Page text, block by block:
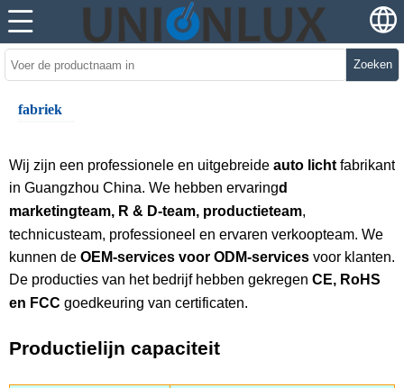
Zoeken
fabriek
Wij zijn een professionele en uitgebreide auto licht fabrikant
in Guangzhou China. We hebben ervaringd
marketingteam, R & D-team, productieteam,
technicusteam, professioneel en ervaren verkoopteam. We
kunnen de OEM-services voor ODM-services voor klanten.
De producties van het bedrijf hebben gekregen CE, RoHS
en FCC goedkeuring van certificaten.
Productielijn capaciteit